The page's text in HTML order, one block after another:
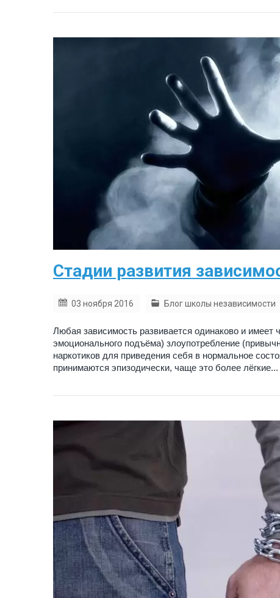
Стадии развития
03 ноября 2016 Блог школы независимости
Любая зависимость развивается одинаково и имеет
эмоционального подъёма) злоупотребление
наркотиков для приведения себя в нормальное
принимаются эпизодически, чаще это более лёгкие...